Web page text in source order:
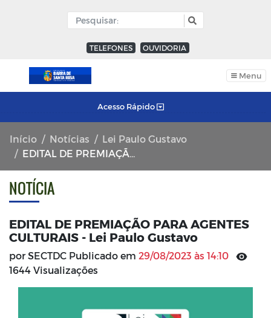
TELEFONES OUVIDORIA
Menu
Acesso Rápido
Início Notícias
Lei Paulo Gustavo
EDITAL DE PREMIAÇÃO PARA AGENTES CULTURAIS - Lei Paulo Gustavo
NOTÍCIA
EDITAL DE PREMIAÇÃO PARA AGENTES
CULTURAIS - Lei Paulo Gustavo
por SECTDC Publicado em 29/08/2023 às 14:10
1644 Visualizações